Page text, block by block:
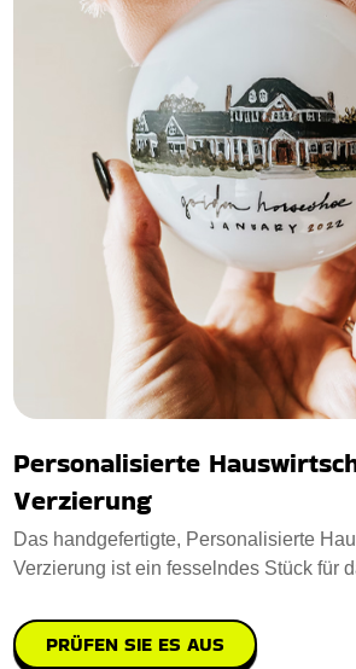
Personalisierte
Verzierung
Das handgefertigte, Personalisierte
Verzierung ist ein fesselndes Stück für
PRÜFEN SIE ES AUS